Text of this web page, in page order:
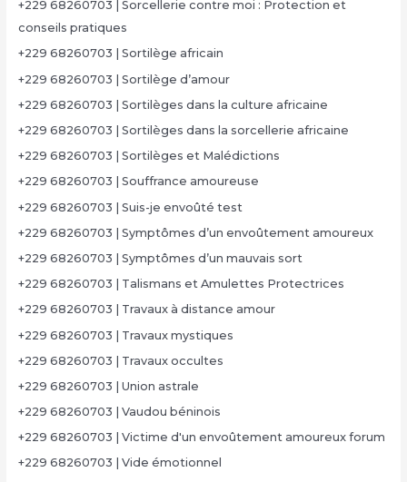
+229 68260703 | Sorcellerie contre moi : Protection et
conseils pratiques
+229 68260703 | Sortilège africain
+229 68260703 | Sortilège d’amour
+229 68260703 | Sortilèges dans la culture africaine
+229 68260703 | Sortilèges dans la sorcellerie africaine
+229 68260703 | Sortilèges et Malédictions
+229 68260703 | Souffrance amoureuse
+229 68260703 | Suis-je envoûté test
+229 68260703 | Symptômes d’un envoûtement amoureux
+229 68260703 | Symptômes d’un mauvais sort
+229 68260703 | Talismans et Amulettes Protectrices
+229 68260703 | Travaux à distance amour
+229 68260703 | Travaux mystiques
+229 68260703 | Travaux occultes
+229 68260703 | Union astrale
+229 68260703 | Vaudou béninois
+229 68260703 | Victime d'un envoûtement amoureux forum
+229 68260703 | Vide émotionnel